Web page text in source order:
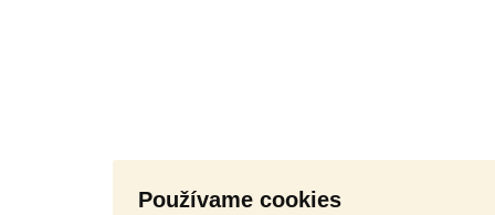
Používame cookies